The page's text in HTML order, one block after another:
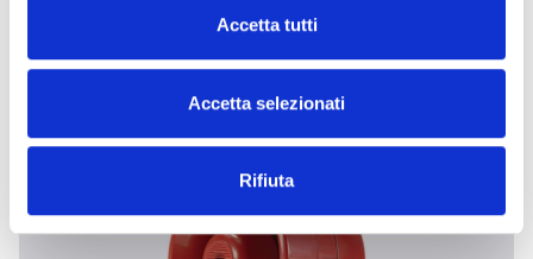
Accetta tutti
Accetta selezionati
Rifiuta